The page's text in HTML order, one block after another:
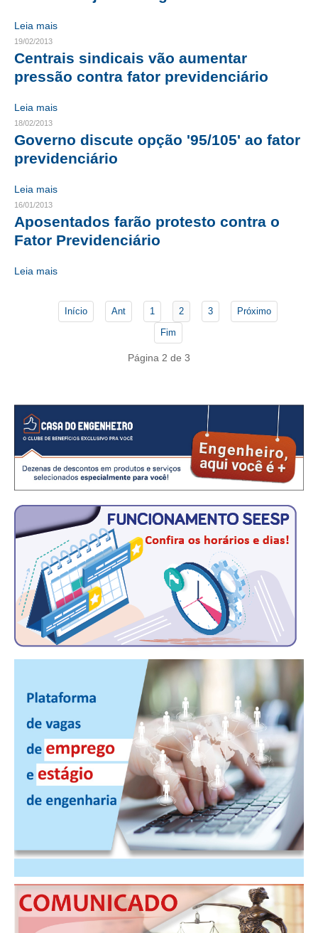
CONTATO
CURSOS
PLATAFORMAS GRATUITAS
APOSENTADORIA
CONVÊNIOS
CONSÓRCIOS
PALAVRA DO MURILO
NOTÍCIAS
CONTEÚDO ESPECIAL
JORNAL DO ENGENHEIRO
AGENDA
SEESP NOTÍCIAS
NOTÍCIAS NO WHATSAPP
FOTOS
PUBLICAÇÕES
MANUAL DE REDAÇÃO
RELEASES
CONTATO
CADASTRO
ATUALIZAÇÃO CADASTRAL
Leia mais
19/02/2013
Centrais sindicais vão aumentar
pressão contra fator previdenciário
Leia mais
18/02/2013
Governo discute opção '95/105' ao fator
previdenciário
Leia mais
16/01/2013
Aposentados farão protesto contra o
Fator Previdenciário
Leia mais
Início Ant 1 2 3
Próximo
Fim
Página 2 de 3